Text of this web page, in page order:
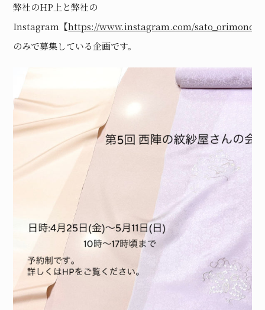
弊社のHP上と弊社の
Instagram【https://www.instagram.com/sato_orimono
のみで募集している企画です。